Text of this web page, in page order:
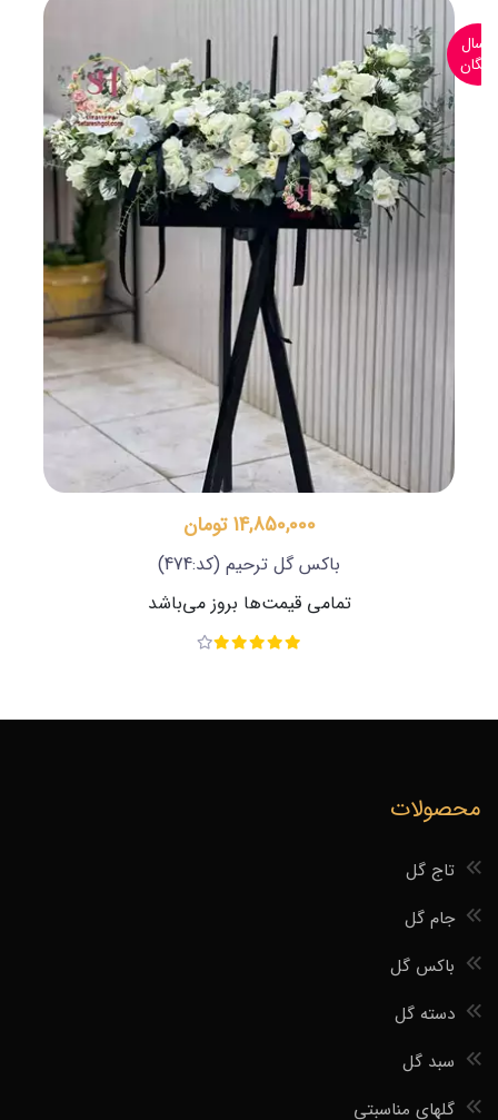
ارسال
رایگان
14,850,000 تومان
باکس گل ترحیم (کد:474)
تمامی قیمت‌ها بروز می‌باشد
محصولات
تاج گل
جام گل
باکس گل
دسته گل
سبد گل
گلهای مناسبتی